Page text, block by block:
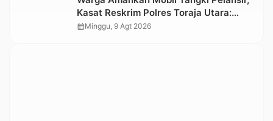
Kasat Reskrim Polres Toraja Utara:
Proses Hukum Berjalan Transparan
calendar_monthMinggu, 9 Agt 2026